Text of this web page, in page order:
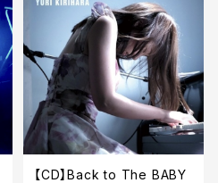
【CD】Back to The BABY